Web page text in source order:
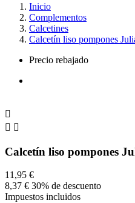
Inicio
Complementos
Calcetines
Calcetín liso pompones
Precio rebajado

 
Calcetín liso pompones
11,95 €
8,37 € 30% de descuento
Impuestos incluidos